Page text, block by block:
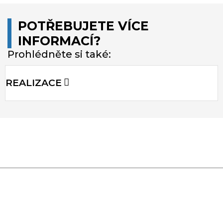
POTŘEBUJETE VÍCE
INFORMACÍ?
Prohlédněte si také:
REALIZACE